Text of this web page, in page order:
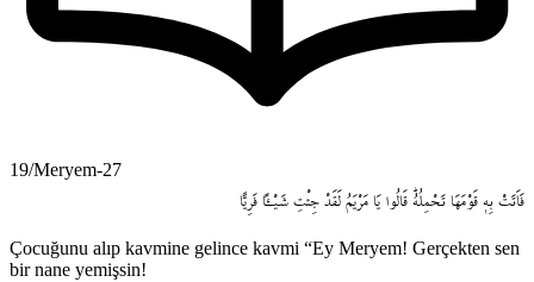
19/Meryem-27
فَاَتَتْ بِه۪ قَوْمَهَا تَحْمِلُهُۜ قَالُوا يَا مَرْيَمُ لَقَدْ جِئْتِ شَيْـٔاً فَرِياًّ
Çocuğunu alıp kavmine gelince kavmi “Ey Meryem! Gerçekten sen
bir nane yemişsin!